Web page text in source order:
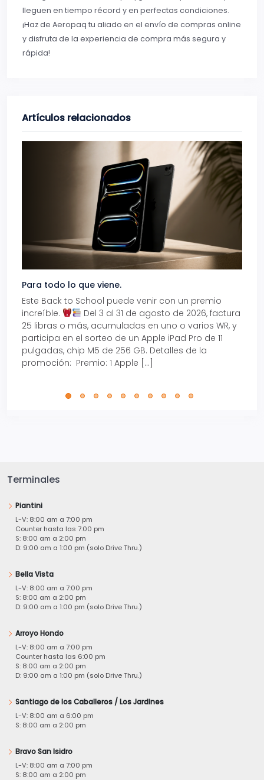
lleguen en tiempo récord y en perfectas condiciones.
¡Haz de Aeropaq tu aliado en el envío de compras online
y disfruta de la experiencia de compra más segura y
rápida!
Artículos relacionados
Para todo lo que viene.
Este Back to School puede venir con un premio
increíble.
Del 3 al 31 de agosto de 2026, factura
25 libras o más, acumuladas en uno o varios WR, y
participa en el sorteo de un Apple iPad Pro de 11
pulgadas, chip M5 de 256 GB. Detalles de la
promoción: Premio: 1 Apple […]
Terminales
Piantini
L-V: 8:00 am a 7:00 pm
Counter hasta las 7:00 pm
S: 8:00 am a 2:00 pm
D: 9:00 am a 1:00 pm (solo Drive Thru.)
Bella Vista
L-V: 8:00 am a 7:00 pm
S: 8:00 am a 2:00 pm
D: 9:00 am a 1:00 pm (solo Drive Thru.)
Arroyo Hondo
L-V: 8:00 am a 7:00 pm
Counter hasta las 6:00 pm
S: 8:00 am a 2:00 pm
D: 9:00 am a 1:00 pm (solo Drive Thru.)
Santiago de los Caballeros / Los Jardines
L-V: 8:00 am a 6:00 pm
S: 8:00 am a 2:00 pm
Bravo San Isidro
L-V: 8:00 am a 7:00 pm
S: 8:00 am a 2:00 pm